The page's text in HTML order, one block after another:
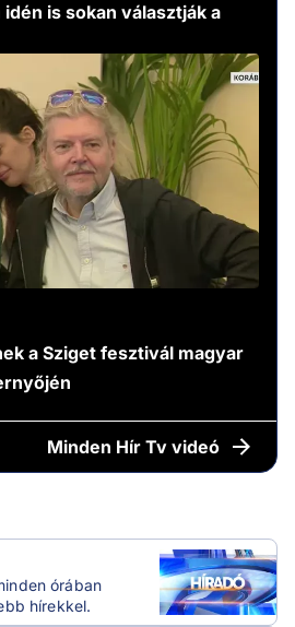
is sokan választják a
a Sziget fesztivál magyar
Minden Hír Tv videó
órában
hírekkel.